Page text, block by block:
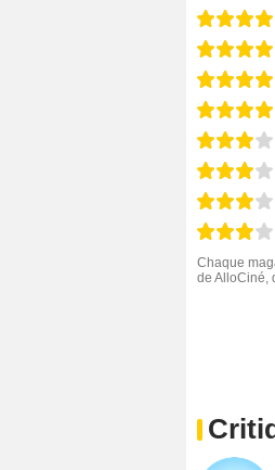
Chaque
de AlloCiné,